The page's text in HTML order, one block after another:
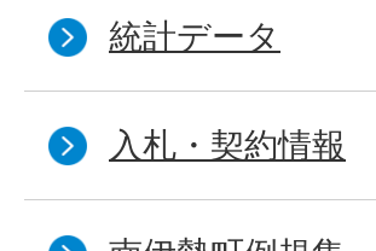
統計データ
入札・契約情報